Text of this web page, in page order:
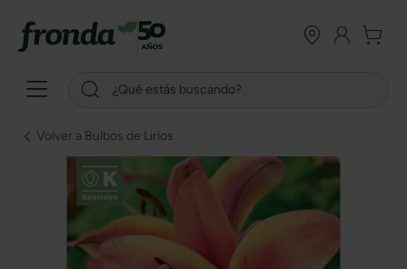
Volver a Bulbos de Lirios